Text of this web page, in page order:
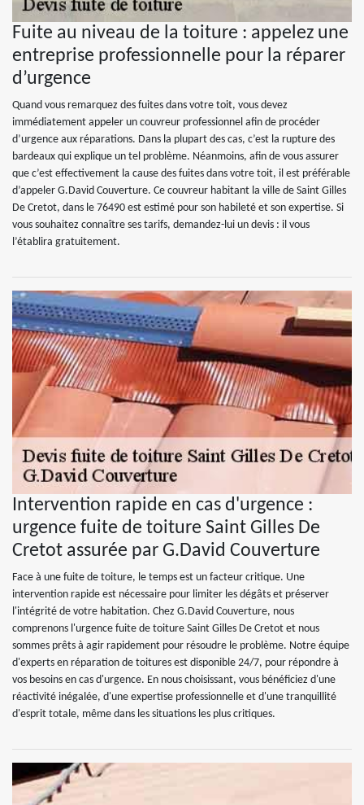
Fuite au niveau de la toiture : appelez une
entreprise professionnelle pour la réparer
d’urgence
Quand vous remarquez des fuites dans votre toit, vous devez
immédiatement appeler un couvreur professionnel afin de procéder
d’urgence aux réparations. Dans la plupart des cas, c’est la rupture des
bardeaux qui explique un tel problème. Néanmoins, afin de vous assurer
que c’est effectivement la cause des fuites dans votre toit, il est préférable
d’appeler G.David Couverture. Ce couvreur habitant la ville de Saint Gilles
De Cretot, dans le 76490 est estimé pour son habileté et son expertise. Si
vous souhaitez connaître ses tarifs, demandez-lui un devis : il vous
l’établira gratuitement.
Intervention rapide en cas d'urgence :
urgence fuite de toiture Saint Gilles De
Cretot assurée par G.David Couverture
Face à une fuite de toiture, le temps est un facteur critique. Une
intervention rapide est nécessaire pour limiter les dégâts et préserver
l'intégrité de votre habitation. Chez G.David Couverture, nous
comprenons l'urgence fuite de toiture Saint Gilles De Cretot et nous
sommes prêts à agir rapidement pour résoudre le problème. Notre équipe
d'experts en réparation de toitures est disponible 24/7, pour répondre à
vos besoins en cas d'urgence. En nous choisissant, vous bénéficiez d'une
réactivité inégalée, d'une expertise professionnelle et d'une tranquillité
d'esprit totale, même dans les situations les plus critiques.